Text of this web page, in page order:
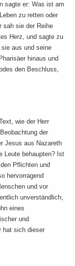
sagte er: Was ist am
zu retten oder
sah sie der Reihe
Herz, und sagte zu
aus und seine
hinaus und
den Beschluss,
wie der Herr
der
Jesus aus Nazareth
Leute behaupten? Ist
Pflichten und
hervorragend
und vor
unverständlich,
eines
und
hat sich dieser